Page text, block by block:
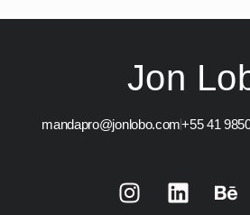
Jon
mandapro@jonlobo.com+55 41